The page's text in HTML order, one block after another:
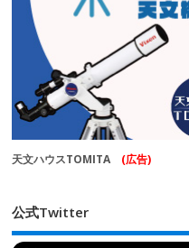
天文ハウスTOMITA (広告)
公式Twitter